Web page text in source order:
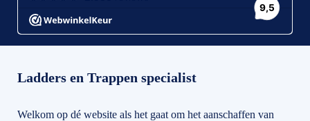
Ladders en Trappen specialist
Welkom op dé website als het gaat om het aanschaffen van